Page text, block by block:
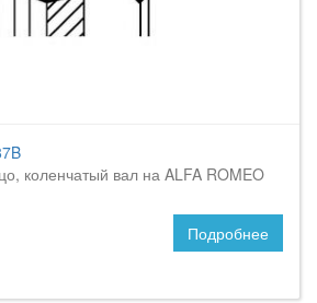
коленчатый вал на ALFA ROMEO
Подробнее